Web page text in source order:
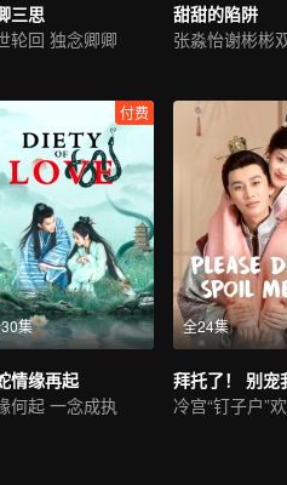
三思
轮回 独念卿卿
甜甜的陷阱
张淼怡谢彬彬
集
付费
情缘再起
何起 一念成执
全24集
拜托了！ 别宠